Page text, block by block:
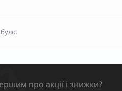
про акції і знижки?